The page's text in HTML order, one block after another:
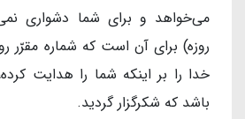
مى‌خواهد و براى شما دشوارى
روزه) براى آن است كه شماره مقرّر
خدا را بر اينكه شما را هدايت
باشد كه شكرگزار گرديد.